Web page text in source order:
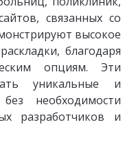
связанных со
высокое
благодаря
опциям. Эти
уникальные и
необходимости
разработчиков и